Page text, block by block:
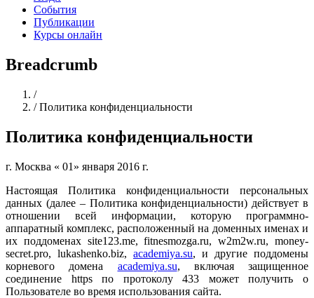
События
Публикации
Курсы онлайн
Breadcrumb
/Home
/ Политика конфиденциальности
Политика конфиденциальности
г. Москва « 01» января 2016 г.
Настоящая Политика конфиденциальности персональных
данных (далее – Политика конфиденциальности) действует в
отношении всей информации, которую программно-
аппаратный комплекс, расположенный на доменных именах и
их поддоменах site123.me, fitnesmozga.ru, w2m2w.ru, money-
secret.pro, lukashenko.biz, academiya.su, и другие поддомены
корневого домена academiya.su, включая защищенное
соединение https по протоколу 433 может получить о
Пользователе во время использования сайта.